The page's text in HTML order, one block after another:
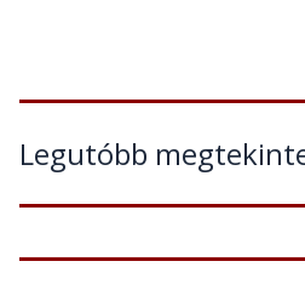
Legutóbb